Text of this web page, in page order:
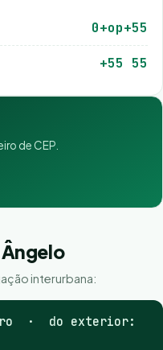
0+op+55
+55 55
de CEP.
interurbana:
· do exterior: